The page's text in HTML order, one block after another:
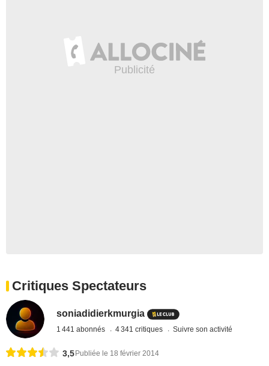
Critiques Spectateurs
soniadidierkmurgia
1 441 abonnés 4 341 critiques Suivre son activité
3,5 Publiée le 18 février 2014